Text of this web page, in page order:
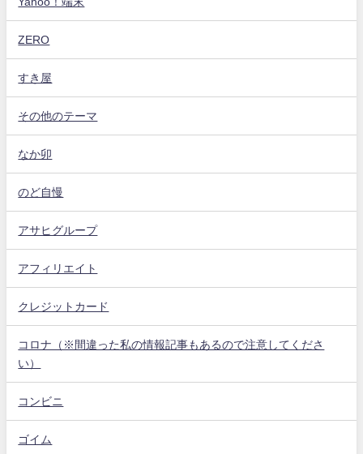
ZERO
すき屋
その他のテーマ
なか卯
のど自慢
アサヒグループ
アフィリエイト
クレジットカード
コロナ（※間違った私の情報記事もあるので注意してくださ
い）
コンビニ
ゴイム